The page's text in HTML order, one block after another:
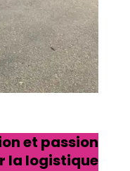
et passion
la logistique